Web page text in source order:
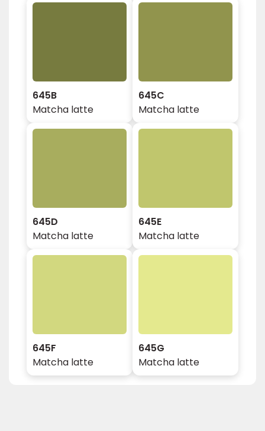
645B
Matcha latte
645C
Matcha latte
645D
Matcha latte
645E
Matcha latte
645F
Matcha latte
645G
Matcha latte